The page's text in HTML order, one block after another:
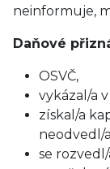
neinformuje,
Daňové
OSVČ,
vykázal/a
získal/a
neodvedl/
se